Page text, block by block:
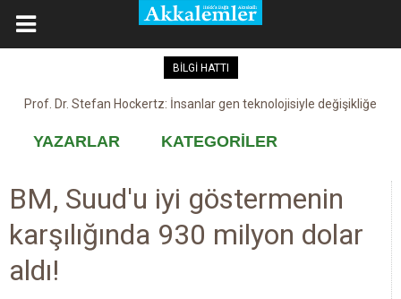
BİLGİ HATTI
Prof. Dr. Stefan Hockertz: İnsanlar gen teknolojisiyle değişikliğe
Kovid-19 aşısı, devşirme ve kobay!
YAZARLAR KATEGORİLER
BM, Suud'u iyi göstermenin
karşılığında 930 milyon dolar
aldı!